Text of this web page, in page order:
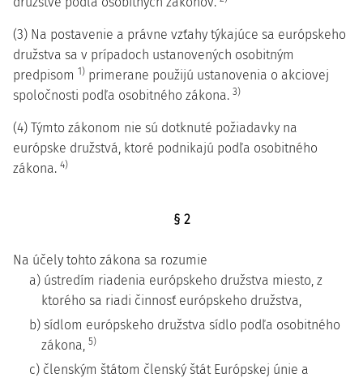
(3) Na postavenie a právne vzťahy týkajúce sa európskeho
družstva sa v prípadoch ustanovených osobitným
predpisom 1) primerane použijú ustanovenia o akciovej
spoločnosti podľa osobitného zákona. 3)
(4) Týmto zákonom nie sú dotknuté požiadavky na
európske družstvá, ktoré podnikajú podľa osobitného
zákona. 4)
§ 2
Na účely tohto zákona sa rozumie
a) ústredím riadenia európskeho družstva miesto, z
ktorého sa riadi činnosť európskeho družstva,
b) sídlom európskeho družstva sídlo podľa osobitného
zákona, 5)
c) členským štátom členský štát Európskej únie a